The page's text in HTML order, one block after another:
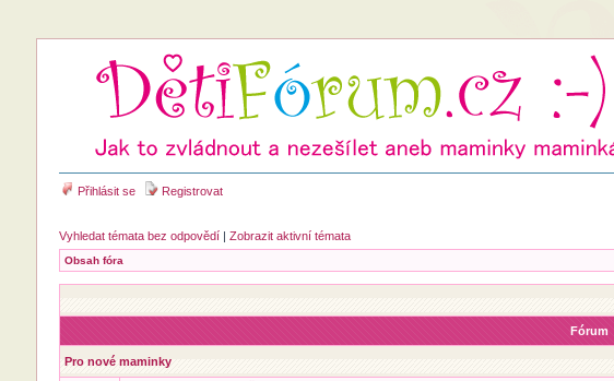
Přihlásit se Registrovat
Vyhledat témata bez odpovědí| Zobrazit aktivní témata
Obsah fóra
Fórum
Pro nové maminky